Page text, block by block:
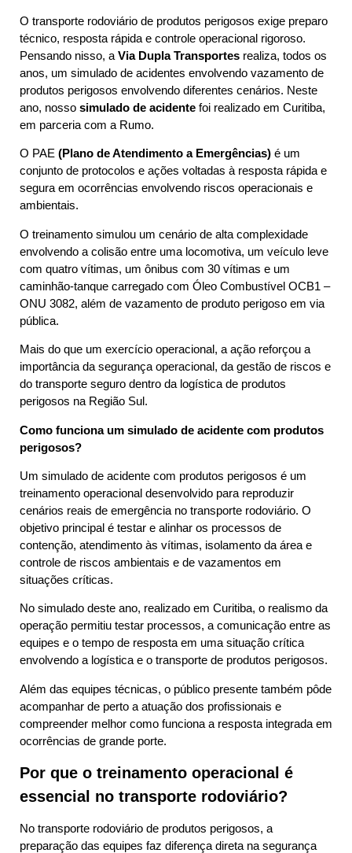
O transporte rodoviário de produtos perigosos exige preparo
técnico, resposta rápida e controle operacional rigoroso.
Pensando nisso, a Via Dupla Transportes realiza, todos os
anos, um simulado de acidentes envolvendo vazamento de
produtos perigosos envolvendo diferentes cenários. Neste
ano, nosso simulado de acidente foi realizado em Curitiba,
em parceria com a Rumo.
O PAE (Plano de Atendimento a Emergências) é um
conjunto de protocolos e ações voltadas à resposta rápida e
segura em ocorrências envolvendo riscos operacionais e
ambientais.
O treinamento simulou um cenário de alta complexidade
envolvendo a colisão entre uma locomotiva, um veículo leve
com quatro vítimas, um ônibus com 30 vítimas e um
caminhão-tanque carregado com Óleo Combustível OCB1 –
ONU 3082, além de vazamento de produto perigoso em via
pública.
Mais do que um exercício operacional, a ação reforçou a
importância da segurança operacional, da gestão de riscos e
do transporte seguro dentro da logística de produtos
perigosos na Região Sul.
Como funciona um simulado de acidente com produtos
perigosos?
Um simulado de acidente com produtos perigosos é um
treinamento operacional desenvolvido para reproduzir
cenários reais de emergência no transporte rodoviário. O
objetivo principal é testar e alinhar os processos de
contenção, atendimento às vítimas, isolamento da área e
controle de riscos ambientais e de vazamentos em
situações críticas.
No simulado deste ano, realizado em Curitiba, o realismo da
operação permitiu testar processos, a comunicação entre as
equipes e o tempo de resposta em uma situação crítica
envolvendo a logística e o transporte de produtos perigosos.
Além das equipes técnicas, o público presente também pôde
acompanhar de perto a atuação dos profissionais e
compreender melhor como funciona a resposta integrada em
ocorrências de grande porte.
Por que o treinamento operacional é
essencial no transporte rodoviário?
No transporte rodoviário de produtos perigosos, a
preparação das equipes faz diferença direta na segurança